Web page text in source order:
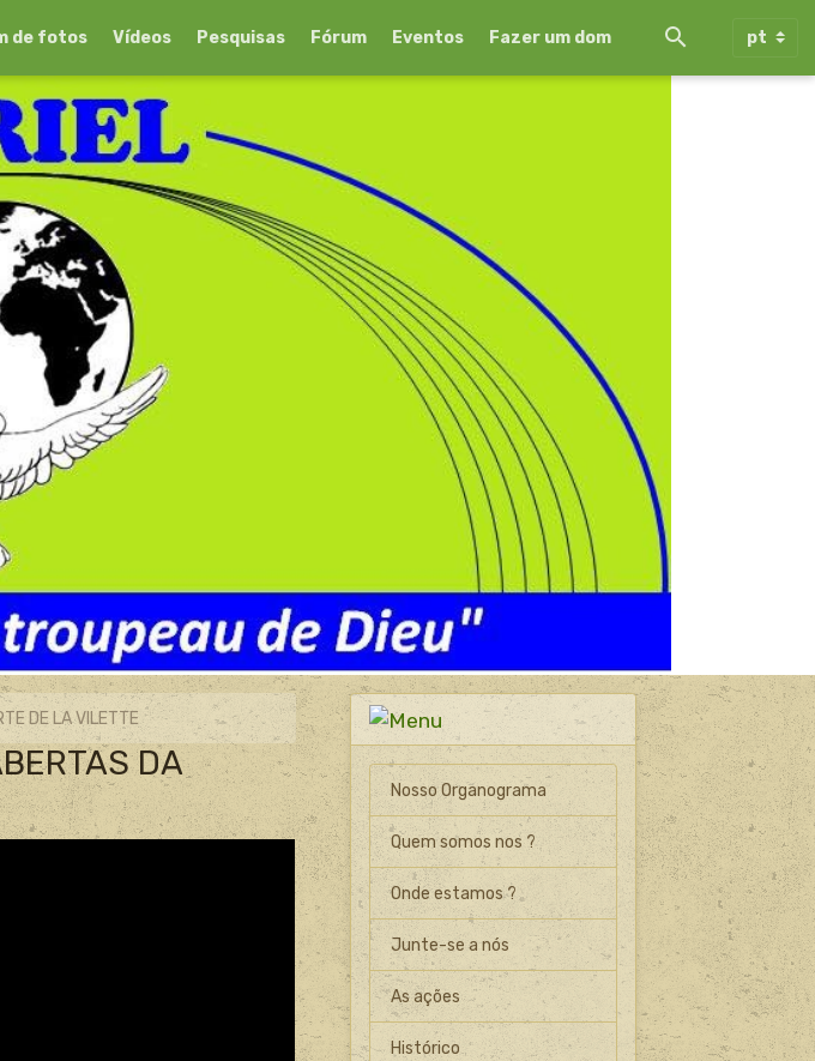
de fotos Vídeos Pesquisas Fórum Eventos Fazer um dom
DE LA VILETTE
DA
Nosso Organograma
Quem somos nos ?
Onde estamos ?
Junte-se a nós
As ações
Histórico